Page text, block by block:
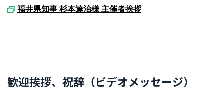
福井県知事 杉本達治様 主催者挨拶
歓迎挨拶、祝辞（ビデオメッセージ）